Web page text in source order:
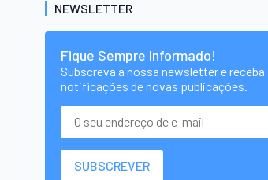
NEWSLETTER
Fique Sempre Informado!
Subscreva a nossa newsletter e receba
notificações de novas publicações.